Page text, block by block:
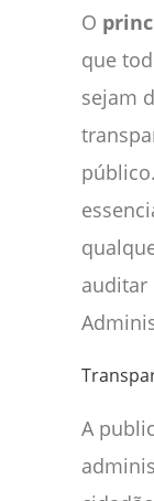
O
que
sejam
auditar
A